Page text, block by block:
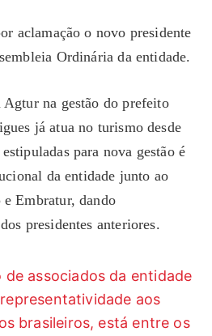
aclamação o novo presidente
Ordinária da entidade.
na gestão do prefeito
já atua no turismo desde
para nova gestão é
da entidade junto ao
Embratur, dando
presidentes anteriores.